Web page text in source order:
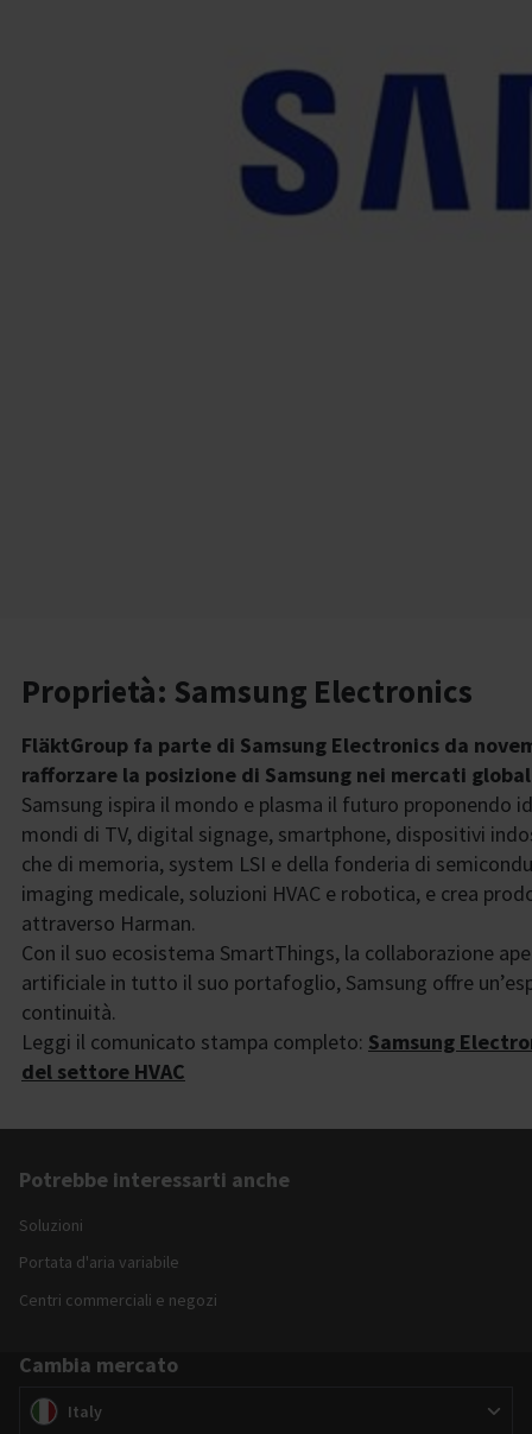
Proprietà: Samsung Electronics
FläktGroup fa parte di Samsung Electronics da
rafforzare la posizione di Samsung nei mercati
Samsung ispira il mondo e plasma il futuro proponendo
mondi di TV, digital signage, smartphone, dispositivi
che di memoria, system LSI e della fonderia di
imaging medicale, soluzioni HVAC e robotica, e crea
attraverso Harman.
Con il suo ecosistema SmartThings, la collaborazione
artificiale in tutto il suo portafoglio, Samsung offre
continuità.
Leggi il comunicato stampa completo: Samsung
del settore HVAC
Potrebbe interessarti anche
Soluzioni
Portata d'aria variabile
Centri commerciali e negozi
Cambia mercato
Cambia mercato
(Italy)